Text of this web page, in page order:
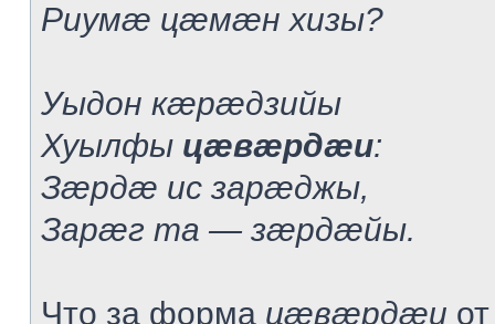
Риумæ цæмæн хизы?
Уыдон кæрæдзийы
Хуылфы цæвæрдæи:
Зæрдæ ис зарæджы,
Зарæг та — зæрдæйы.
Что за форма цæвæрдæи